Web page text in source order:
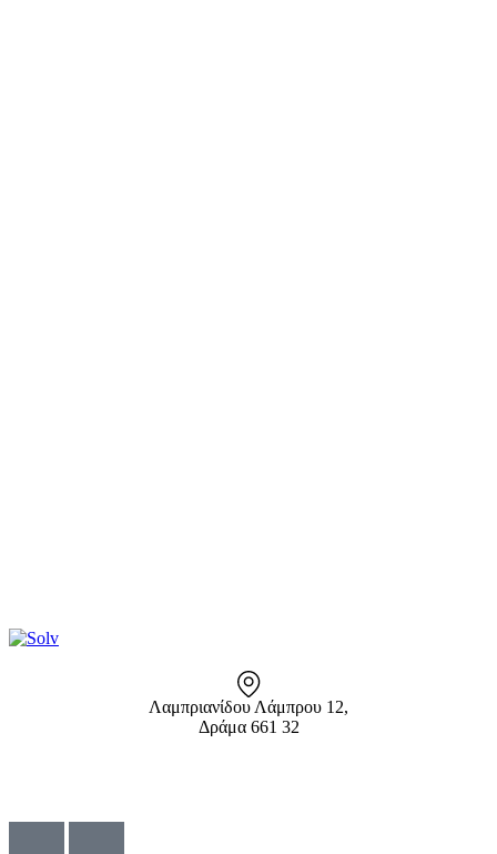
Λαμπριανίδου Λάμπρου 12,
Δράμα 661 32